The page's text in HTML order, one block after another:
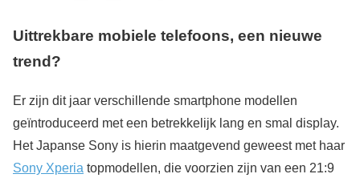
Uittrekbare mobiele telefoons, een nieuwe
trend?
Er zijn dit jaar verschillende smartphone modellen
geïntroduceerd met een betrekkelijk lang en smal display.
Het Japanse Sony is hierin maatgevend geweest met haar
Sony Xperia topmodellen, die voorzien zijn van een 21:9